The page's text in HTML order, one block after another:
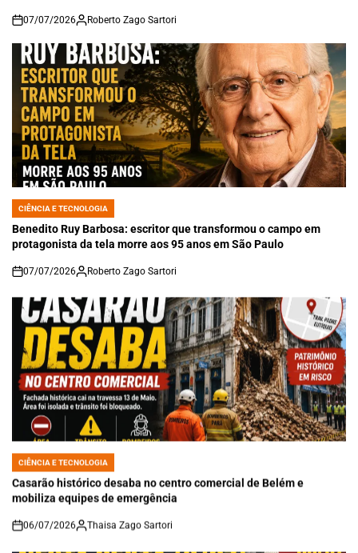
on
07/07/2026 Roberto Zago Sartori
POSTED
IN
CIÊNCIA E TECNOLOGIA
Benedito Ruy Barbosa: escritor que transformou o campo em
protagonista da tela morre aos 95 anos em São Paulo
on
07/07/2026 Roberto Zago Sartori
POSTED
CIÊNCIA E TECNOLOGIA
Casarão histórico desaba no centro comercial de Belém e
mobiliza equipes de emergência
on
06/07/2026 Thaisa Zago Sartori